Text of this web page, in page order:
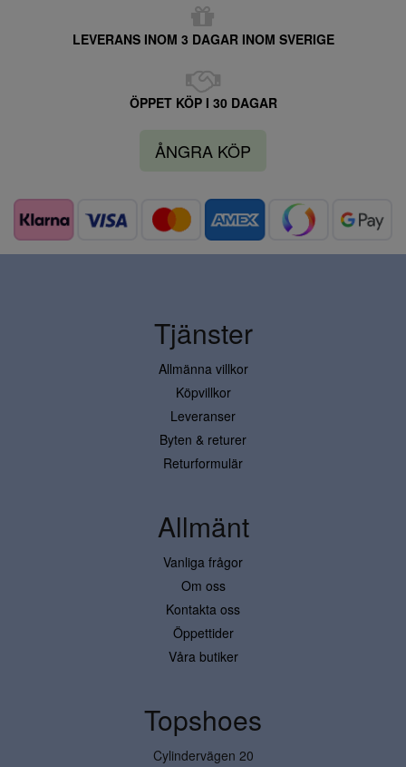
LEVERANS INOM 3 DAGAR INOM SVERIGE
ÖPPET KÖP I 30 DAGAR
ÅNGRA KÖP
Tjänster
Allmänna villkor
Köpvillkor
Leveranser
Byten & returer
Returformulär
Allmänt
Vanliga frågor
Om oss
Kontakta oss
Öppettider
Våra butiker
Topshoes
Cylindervägen 20